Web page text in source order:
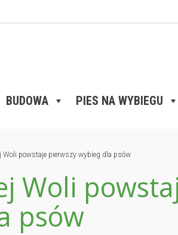
BUDOWA PIES NA WYBIEGU
Woli powstaje pierwszy wybieg dla psów
Woli
psów